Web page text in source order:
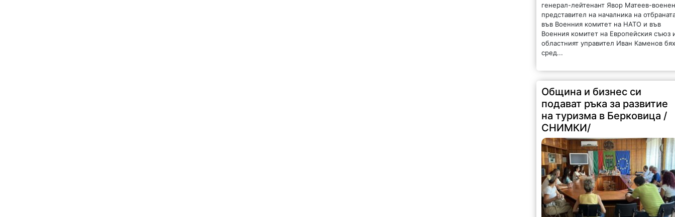
генерал-лейтенант Явор Матеев-
представител на началника на
във Военния комитет на НАТО и във
Военния комитет на Европейския съюз
областният управител Иван Каменов
сред...
Община и бизнес си
подават ръка за развитие
на туризма в Берковица /
СНИМКИ/